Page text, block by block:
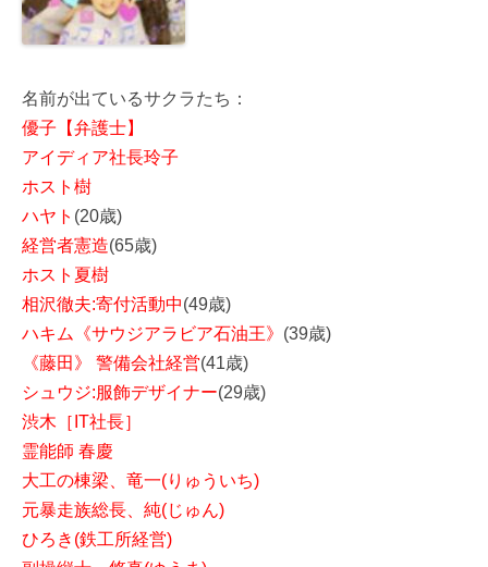
名前が出ているサクラたち：
優子【弁護士】
アイディア社長玲子
ホスト樹
ハヤト (20歳)
経営者憲造(65歳)
ホスト夏樹
相沢徹夫:寄付活動中(49歳)
ハキム《サウジアラビア石油王》 (39歳)
《藤田》 警備会社経営(41歳)
シュウジ:服飾デザイナー(29歳)
渋木［IT社長］
霊能師 春慶
大工の棟梁、竜一(りゅういち)
元暴走族総長、純(じゅん)
ひろき(鉄工所経営)